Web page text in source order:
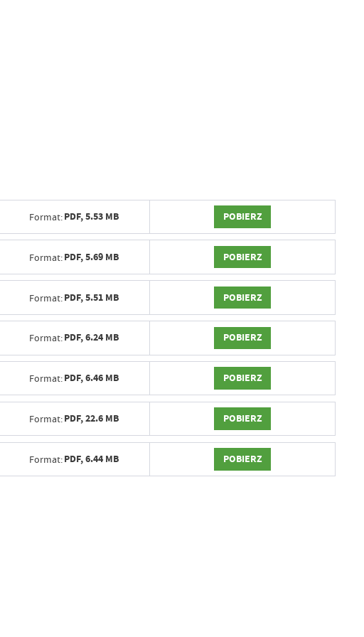
Format:PDF,5.53 MB POBIERZ
Format:PDF,5.69 MB POBIERZ
Format:PDF,5.51 MB POBIERZ
Format:PDF,6.24 MB POBIERZ
Format:PDF,6.46 MB POBIERZ
Format:PDF,22.6 MB POBIERZ
Format:PDF,6.44 MB POBIERZ